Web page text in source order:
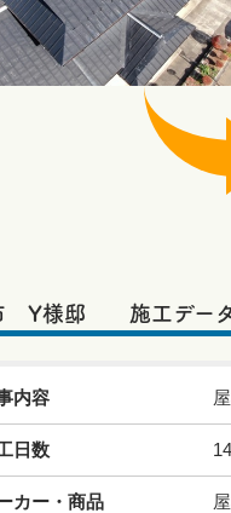
Y様邸 施工データ
内容
日数
カー・商品